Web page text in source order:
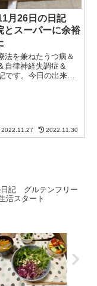
月26日の日記
とスーパーに余裕
法を兼ねたうつ病＆
自律神経失調症＆
です。今日の出来事
ョンな...
2022.11.27 2022.11.30
日記 グルテンフリー
活スタート